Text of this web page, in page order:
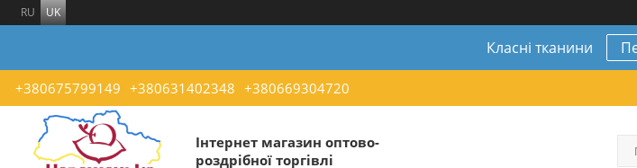
RU UK
Класні тканини
+380675799149 +380631402348 +380669304720
Інтернет магазин оптово-
роздрібної торгівлі